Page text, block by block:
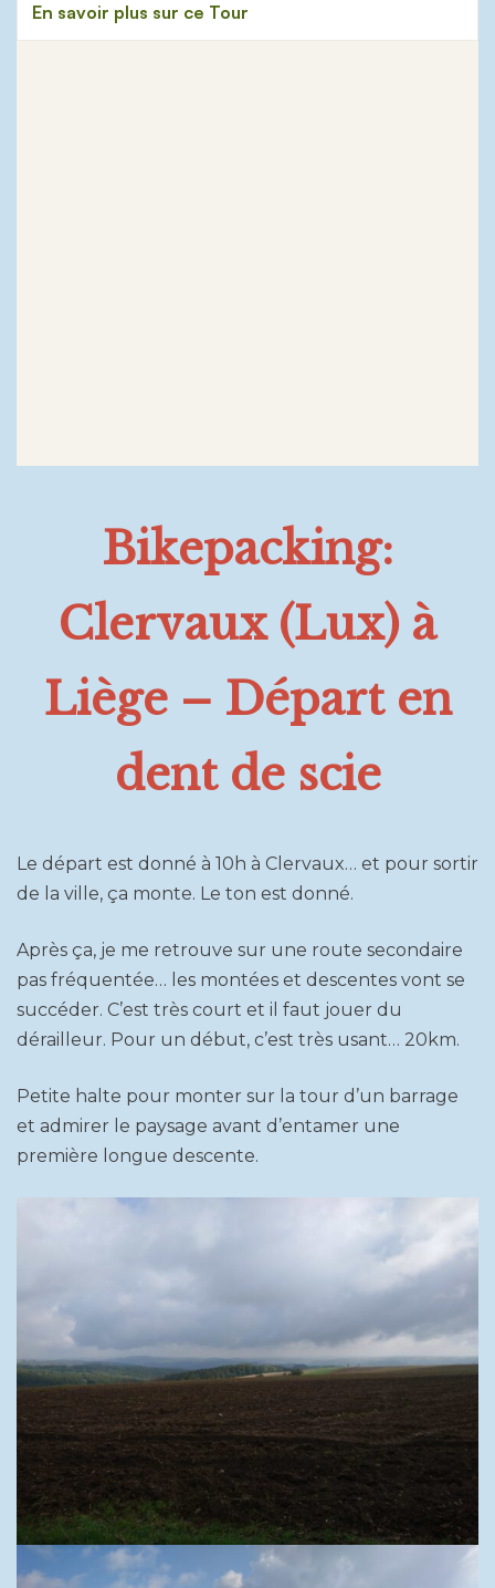
Bikepacking:
Clervaux (Lux) à
Liège – Départ en
dent de scie
Le départ est donné à 10h à Clervaux… et pour sortir
de la ville, ça monte. Le ton est donné.
Après ça, je me retrouve sur une route secondaire
pas fréquentée… les montées et descentes vont se
succéder. C’est très court et il faut jouer du
dérailleur. Pour un début, c’est très usant… 20km.
Petite halte pour monter sur la tour d’un barrage
et admirer le paysage avant d’entamer une
première longue descente.